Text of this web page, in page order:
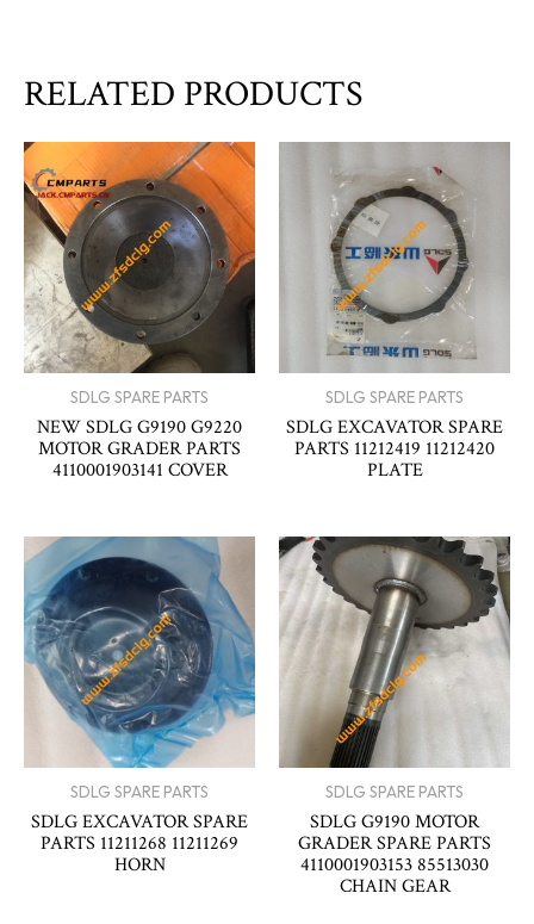
RELATED PRODUCTS
SDLG SPARE PARTS
NEW SDLG G9190 G9220
MOTOR GRADER PARTS
4110001903141 COVER
SDLG SPARE PARTS
SDLG EXCAVATOR SPARE
PARTS 11212419 11212420
PLATE
SDLG SPARE PARTS
SDLG EXCAVATOR SPARE
PARTS 11211268 11211269
HORN
SDLG SPARE PARTS
SDLG G9190 MOTOR
GRADER SPARE PARTS
4110001903153 85513030
CHAIN GEAR